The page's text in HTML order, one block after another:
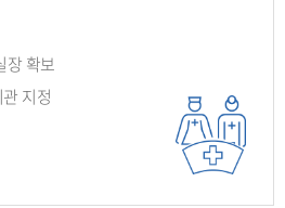
장 확보
지정